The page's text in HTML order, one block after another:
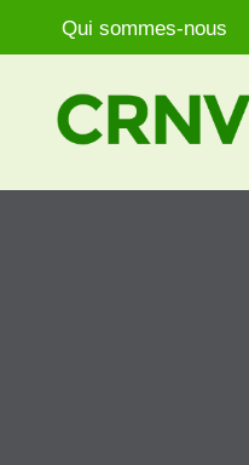
contenu
Qui sommes-nous